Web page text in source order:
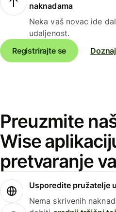
naknadama
Neka vaš novac ide
udaljenost.
Registrirajte se
Preuzmite
Wise
pretvaranje
Usporedite pružatelje
Nema skrivenih